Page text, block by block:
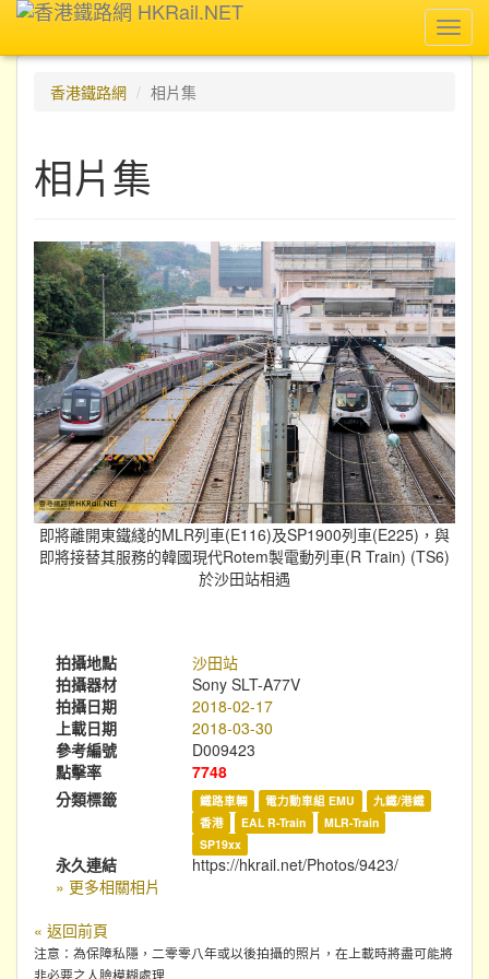
香港鐵路網
相片集
相片集
即將離開東鐵綫的MLR列車(E116)及SP1900列車(E225)，與
即將接替其服務的韓國現代Rotem製電動列車(R Train) (TS6)
於沙田站相遇
拍攝地點
沙田站
拍攝器材
Sony SLT-A77V
拍攝日期
2018-02-17
上載日期
2018-03-30
參考編號
D009423
點擊率
7748
分類標籤
鐵路車輛 電力動車組 EMU
九鐵/港鐵
香港
EAL R-Train
MLR-Train
SP19xx
永久連結
https://hkrail.net/Photos/9423/
» 更多相關相片
« 返回前頁
注意：為保障私隱，二零零八年或以後拍攝的照片，在上載時將盡可能將
非必要之人臉模糊處理